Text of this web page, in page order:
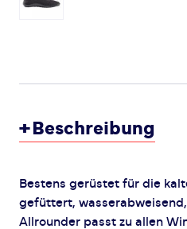
+ Beschreibung
Bestens gerüstet für die
gefüttert,
Allrounder passt zu allen